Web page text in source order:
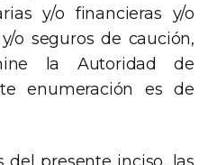
y/o financieras y/o
o seguros de caución,
la Autoridad de
enumeración es de